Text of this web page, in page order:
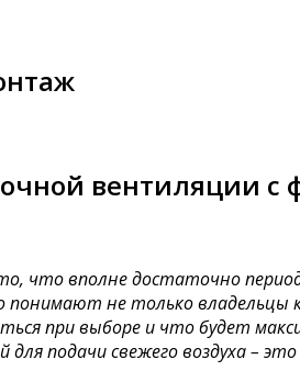
вентиляции с
что вполне достаточно
понимают не только
при выборе и что будет
подачи свежего воздуха –